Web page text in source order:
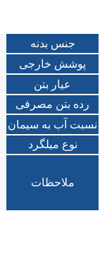
جنس بدنه
پوشش خارجی
عیار بتن
رده بتن مصرفی
نسبت آب به سیمان
نوع میلگرد
ملاحظات